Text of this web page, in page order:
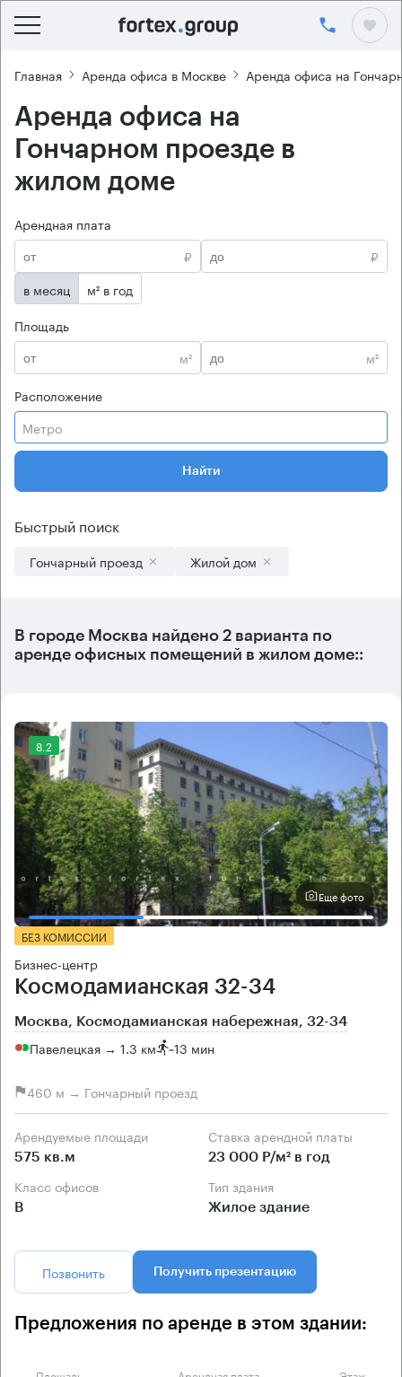
Главная Аренда офиса в Москве Аренда офиса на
Аренда офиса на
Гончарном проезде в
жилом доме
Арендная плата
₽
₽
в месяц
м² в год
Площадь
м²
м²
Расположение
Метро
Найти
Быстрый поиск
Гончарный проезд Жилой дом
В городе Москва найдено 2 варианта по
аренде офисных помещений в жилом доме::
8.2
Еще фото
БЕЗ КОМИССИИ
Бизнес-центр
Космодамианская 32-34
Москва, Космодамианская набережная, 32-34
Павелецкая → 1.3 км ~13 мин
460 м → Гончарный проезд
Арендуемые площади
575 кв.м
Ставка арендной платы
23 000 Р/м² в год
Класс офисов
B
Тип здания
Жилое здание
Позвонить Получить презентацию
Предложения по аренде в этом здании: